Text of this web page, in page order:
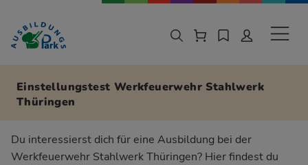
Zur Navigation springen
Zu den Hauptinhalten springen
Einstellungstest Werkfeuerwehr Stahlwerk
Thüringen
Du interessierst dich für eine Ausbildung bei der
Werkfeuerwehr Stahlwerk Thüringen? Hier findest du